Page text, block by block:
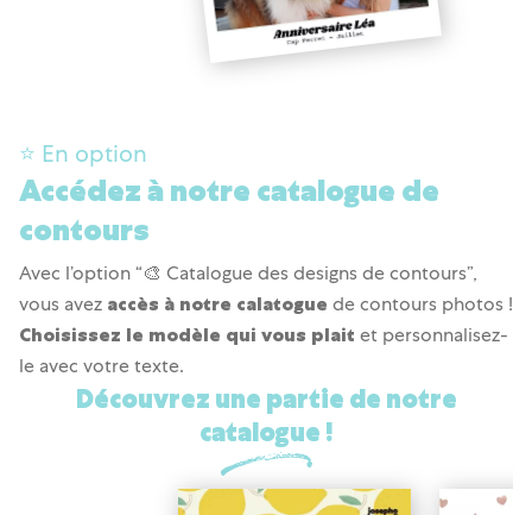
Découvrez une partie de notre
catalogue !
⭐️ En option
Accédez à notre catalogue de
contours
Avec l’option “🎨 Catalogue des designs de contours”,
vous avez accès à notre calatogue de contours photos !
Choisissez le modèle qui vous plait et personnalisez-
le avec votre texte.